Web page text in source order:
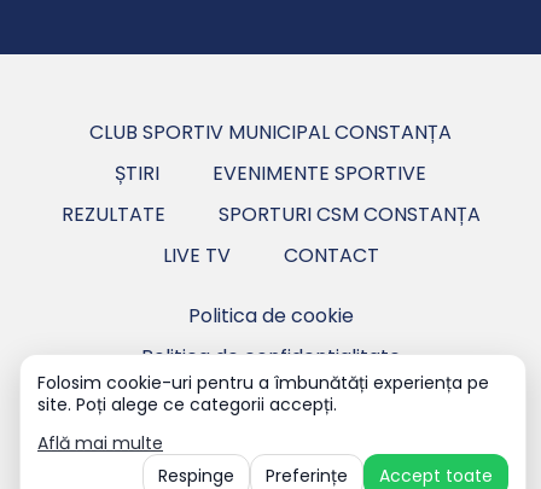
CLUB SPORTIV MUNICIPAL CONSTANȚA
ȘTIRI
EVENIMENTE SPORTIVE
REZULTATE
SPORTURI CSM CONSTANȚA
LIVE TV
CONTACT
Politica de cookie
Politica de confidentialitate
Copyright ©2026 CSM Constanța - Club Sportiv
Folosim cookie-uri pentru a îmbunătăți experiența pe
site. Poți alege ce categorii accepți.
Află mai multe
Respinge
Preferințe Accept toate